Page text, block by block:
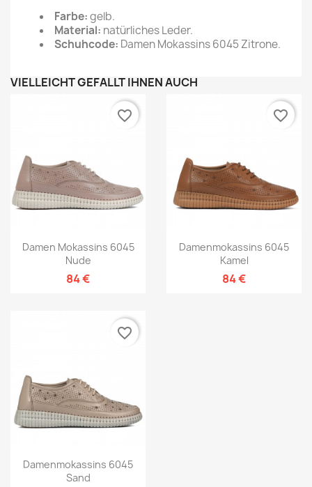
Farbe:gelb.
Material: natürliches Leder.
Schuhcode: Damen Mokassins 6045 Zitrone.
VIELLEICHT GEFÄLLT IHNEN AUCH
Damen Mokassins 6045
Nude
84 €
favorite_border
Damenmokassins 6045
Kamel
84 €
favorite_border
Damenmokassins 6045
Sand
favorite_border